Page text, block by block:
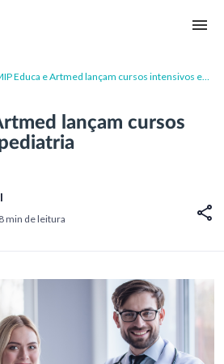
Educa e Artmed lançam cursos intensivos em
lançam cursos
8 min de leitura